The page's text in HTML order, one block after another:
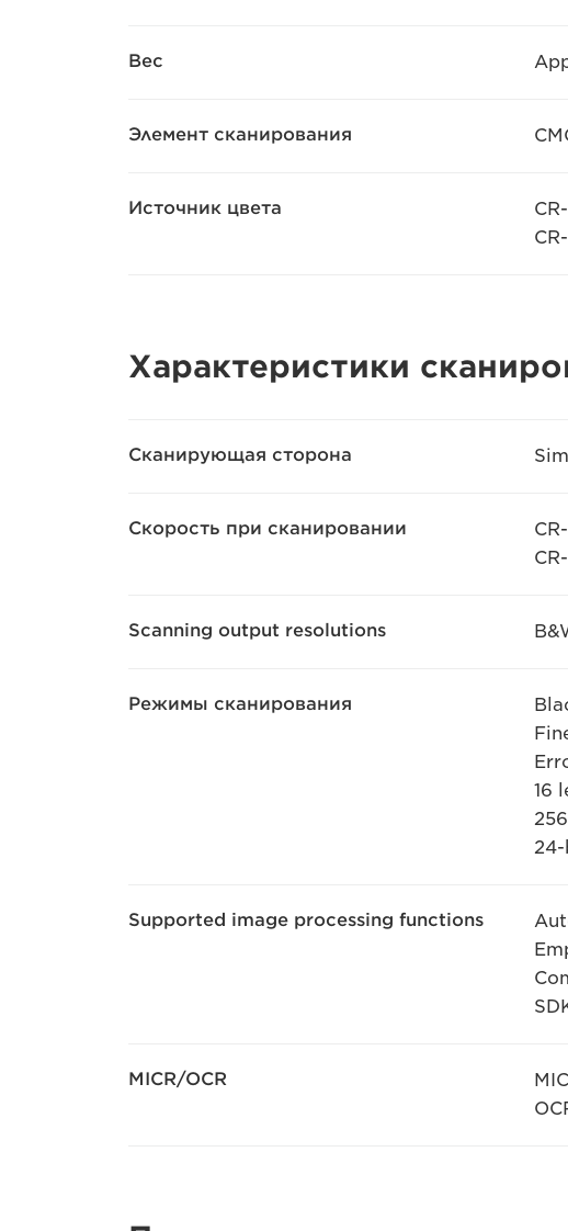
Вес
Элемент сканирования
Источник цвета
Характеристики
Сканирующая сторона
Скорость при сканировании
Scanning output resolutions
Режимы сканирования
16
Supported image processing functions
MICR/OCR